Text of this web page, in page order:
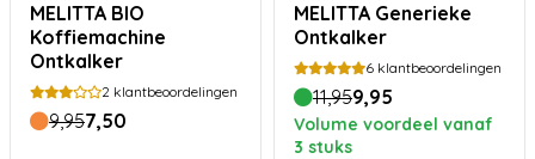
MELITTA BIO
Koffiemachine
Ontkalker
2 klantbeoordelingen
9,957,50
MELITTA Generieke
Ontkalker
6 klantbeoordelingen
11,959,95
Volume voordeel vanaf
3 stuks